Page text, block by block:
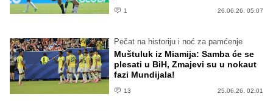
1 26.06.26. 05:07
Pečat na historiju i noć za pamćenje
Muštuluk iz Miamija: Samba će se
plesati u BiH, Zmajevi su u nokaut
fazi Mundijala!
13 25.06.26. 02:01